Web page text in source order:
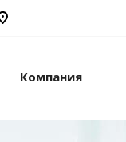
Компания